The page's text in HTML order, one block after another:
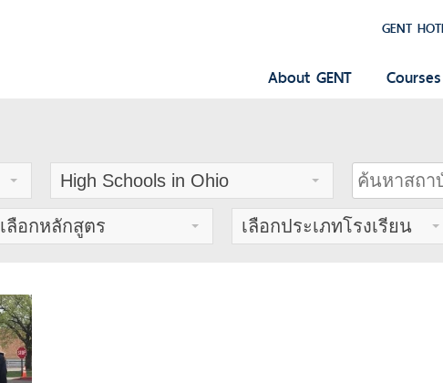
GENT
About GENT Courses
High Schools in Ohio
เลือกหลักสูตร เลือกประเภทโรงเรียน